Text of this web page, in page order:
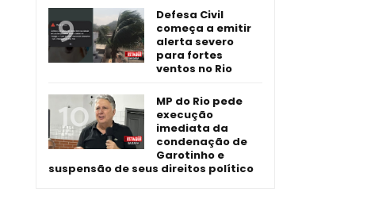
Defesa Civil
começa a emitir
alerta severo
para fortes
ventos no Rio
MP do Rio pede
execução
imediata da
condenação de
Garotinho e
suspensão de seus direitos político